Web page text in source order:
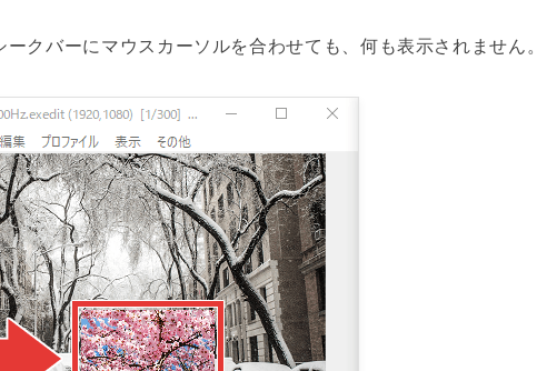
ークバーにマウスカーソルを合わせても、何も表示されません。